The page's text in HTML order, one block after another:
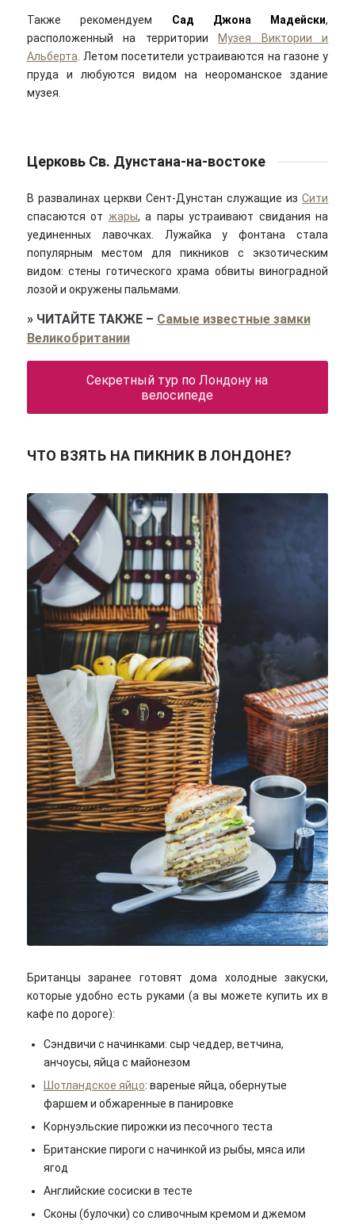
Также рекомендуем Сад Джона Мадейски,
расположенный на территории
Музея Виктории и
Альберта . Летом посетители устраиваются на газоне у
пруда и любуются видом на неороманское здание
музея.
Церковь Св. Дунстана-на-востоке
В развалинах церкви Сент-Дунстан служащие изСити
спасаются от жары, а пары устраивают свидания на
уединенных лавочках. Лужайка у фонтана стала
популярным местом для пикников с экзотическим
видом: стены готического храма обвиты виноградной
лозой и окружены пальмами.
» ЧИТАЙТЕ ТАКЖЕ– Самые известные замки
Великобритании
Секретный тур по Лондону на
велосипеде
ЧТО ВЗЯТЬ НА ПИКНИК В ЛОНДОНЕ?
Eiliv Aceron/unsplash
Британцы заранее готовят дома холодные закуски,
которые удобно есть руками (а вы можете купить их в
кафе по дороге):
Сэндвичи с начинками: сыр чеддер, ветчина,
анчоусы, яйца с майонезом
Шотландское яйцо: вареные яйца, обернутые
фаршем и обжаренные в панировке
Корнуэльские пирожки из песочного теста
Британские пироги с начинкой из рыбы, мяса или
ягод
Английские сосиски в тесте
Сконы (булочки) со сливочным кремом и джемом